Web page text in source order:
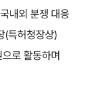
내외 분쟁 대응
(특허청장상)
로 활동하며